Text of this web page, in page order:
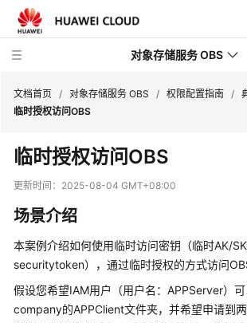
对象存储服务 OBS
新
动
务
公
告
文档首页 / 对象存储服务 OBS / 权限配置指南 /
临时授权访问OBS
临时授权访问OBS
更新时间： 2025-08-04 GMT+08:00
场景介绍
本案例介绍如何使用临时访问密钥（临时AK/
securitytoken），通过临时授权的方式访问
假设您希望IAM用户（用户名：APPServer）
company的APPClient文件夹，并希望申请到